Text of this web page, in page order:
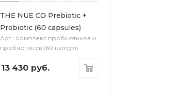
THE NUE CO Prebiotic +
Probiotic (60 capsules)
Арт.: Комплекс пробиотиков и
пребиотиков (60 капсул)
13 430 руб.